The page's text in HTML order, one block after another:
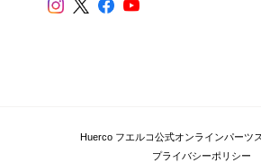
Huerco フエルコ公式オンラインパーツ
プライバシーポリシー